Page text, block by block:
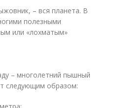
– вся планета. В
полезными
или «лохматым»
– многолетний пышный
следующим образом: